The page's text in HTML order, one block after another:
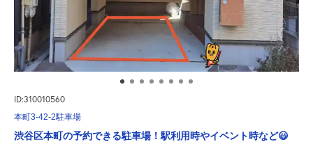
ID:310010560
本町3-42-2駐車場
渋谷区本町の予約できる駐車場！駅利用時やイベント時など😃